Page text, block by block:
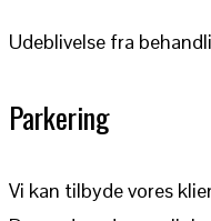
Udeblivelse fra
Parkering
Vi kan tilbyde vores